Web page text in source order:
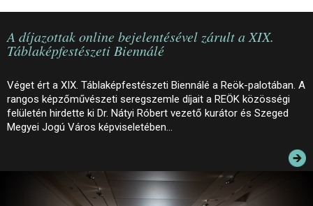
PROGRAMOK
KIÁLLÍTÁSOK
INFORMÁCIÓK
KONFERENCIA
ELÉRHETŐSÉG
A díjazottak online bejelentésével zárult a XIX.
Táblaképfestészeti Biennálé
Véget ért a XIX. Táblaképfestészeti Biennálé a Reök-palotában. A
rangos képzőművészeti seregszemle díjait a REÖK közösségi
felületén hirdette ki Dr. Nátyi Róbert vezető kurátor és Szeged
Megyei Jogú Város képviseletében…